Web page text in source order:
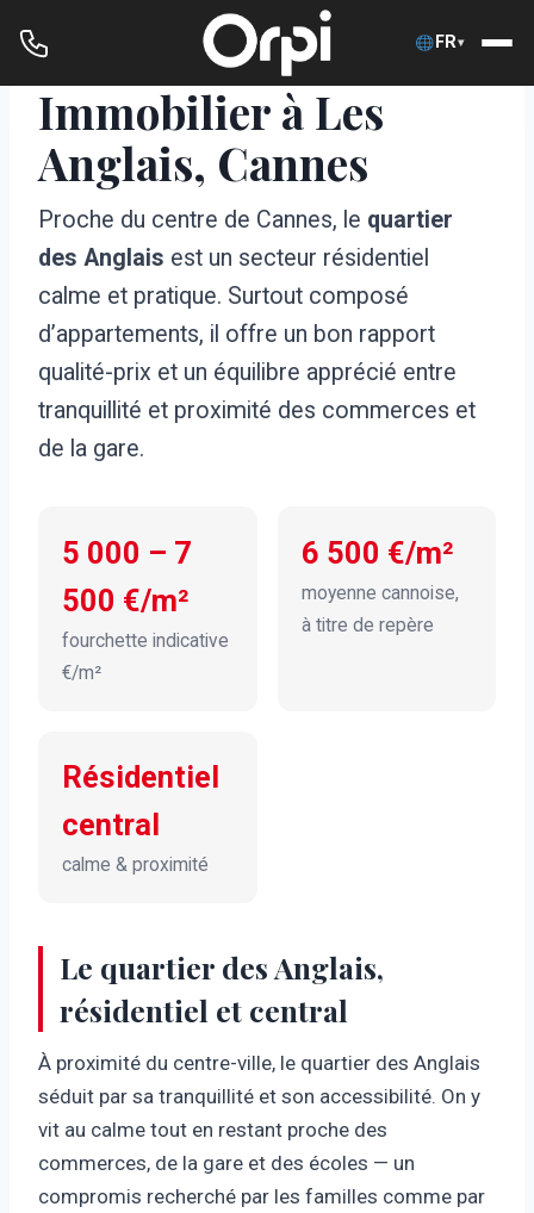
FR▾
contenu
Immobilier à Les
Anglais, Cannes
Proche du centre de Cannes, le quartier
des Anglais est un secteur résidentiel
calme et pratique. Surtout composé
d’appartements, il offre un bon rapport
qualité-prix et un équilibre apprécié entre
tranquillité et proximité des commerces et
de la gare.
5 000 – 7
500 €/m²
fourchette indicative
€/m²
6 500 €/m²
moyenne cannoise,
à titre de repère
Résidentiel
central
calme & proximité
Le quartier des Anglais,
résidentiel et central
À proximité du centre-ville, le quartier des Anglais
séduit par sa tranquillité et son accessibilité. On y
vit au calme tout en restant proche des
commerces, de la gare et des écoles — un
compromis recherché par les familles comme par